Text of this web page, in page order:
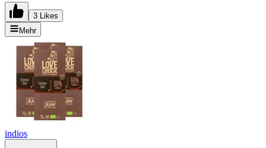
3 Likes
Mehr
indios